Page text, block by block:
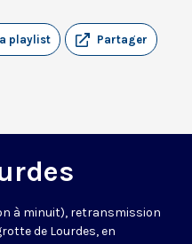
Partager
playlist
à minuit), retransmission
de Lourdes, en